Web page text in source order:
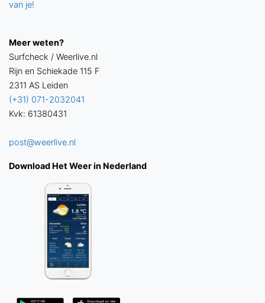
van je!
Meer weten?
Surfcheck / Weerlive.nl
Rijn en Schiekade 115 F
2311 AS Leiden
(+31) 071-2032041
Kvk: 61380431
post@weerlive.nl
Download Het Weer in Nederland